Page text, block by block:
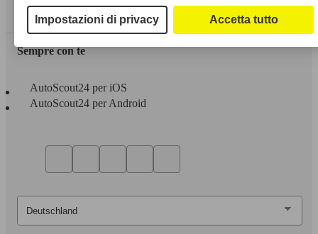
Area rivenditori
Sempre con te
AutoScout24 per iOS
AutoScout24 per Android
Impostazioni di privacy Accetta tutto